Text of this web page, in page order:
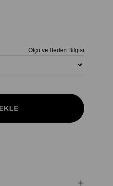
Ölçü ve Beden Bilgisi